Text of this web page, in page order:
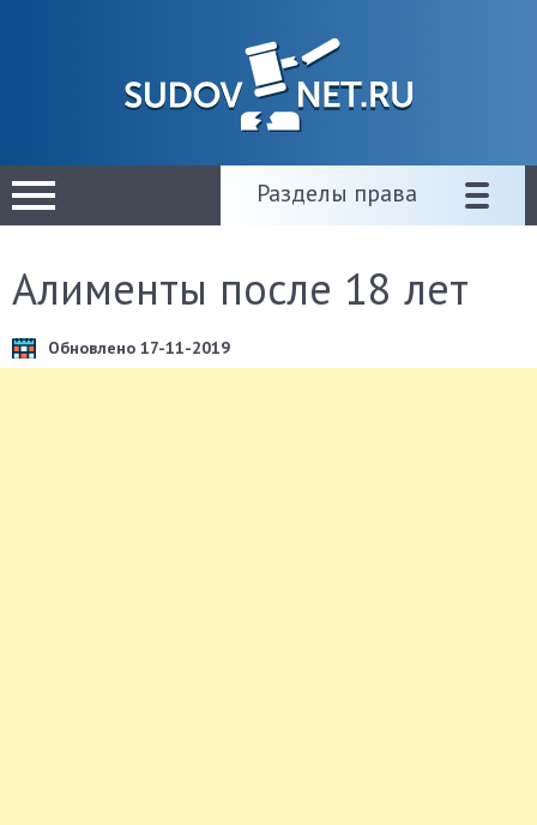
Разделы права
Алименты после 18 лет
Обновлено 17-11-2019